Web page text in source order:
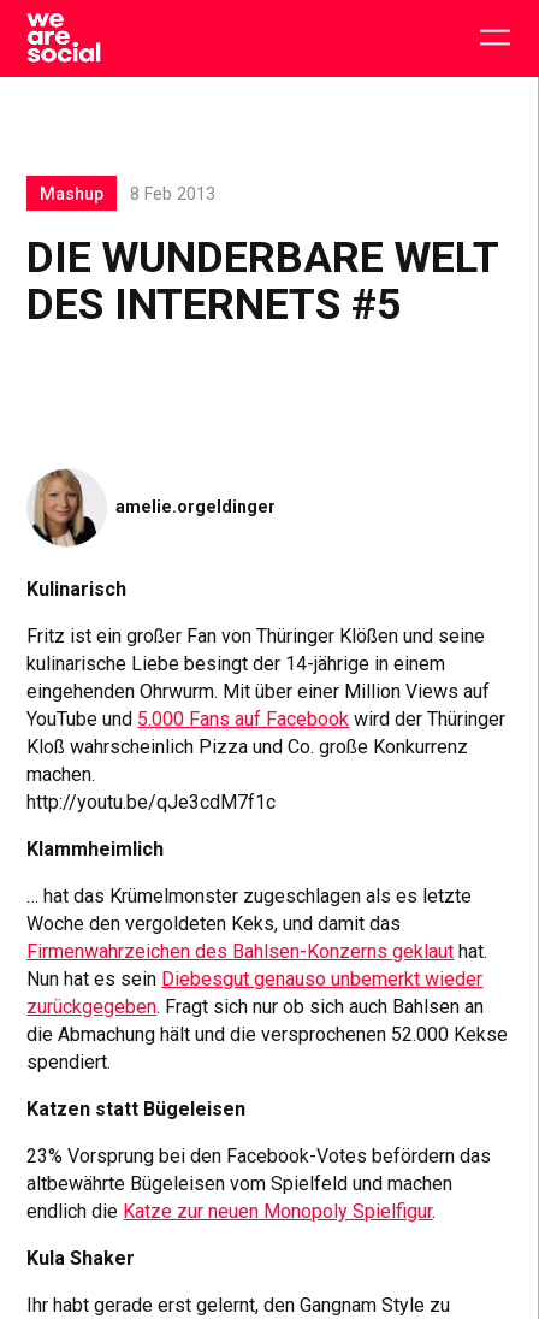
Skip
content
DIE WUNDERBARE WELT
DES INTERNETS #5
Mashup 8 Feb 2013
amelie.orgeldinger
Kulinarisch
Fritz ist ein großer Fan von Thüringer Klößen und seine
kulinarische Liebe besingt der 14-jährige in einem
eingehenden Ohrwurm. Mit über einer Million Views auf
YouTube und 5.000 Fans auf Facebook wird der Thüringer
Kloß wahrscheinlich Pizza und Co. große Konkurrenz
machen.
http://youtu.be/qJe3cdM7f1c
Klammheimlich
… hat das Krümelmonster zugeschlagen als es letzte
Woche den vergoldeten Keks, und damit das
Firmenwahrzeichen des Bahlsen-Konzerns geklaut hat.
Nun hat es sein Diebesgut genauso unbemerkt wieder
zurückgegeben. Fragt sich nur ob sich auch Bahlsen an
die Abmachung hält und die versprochenen 52.000 Kekse
spendiert.
Katzen statt Bügeleisen
23% Vorsprung bei den Facebook-Votes befördern das
altbewährte Bügeleisen vom Spielfeld und machen
endlich die Katze zur neuen Monopoly Spielfigur.
Kula Shaker
Ihr habt gerade erst gelernt, den Gangnam Style zu